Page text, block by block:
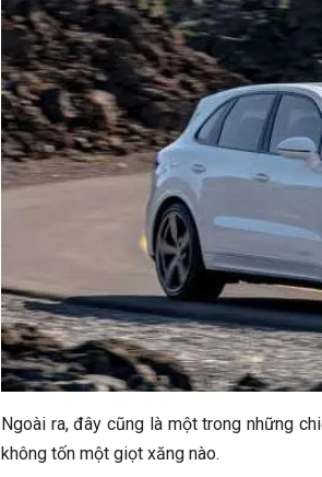
Ngoài ra, đây cũng là một trong những
không tốn một giọt xăng nào.